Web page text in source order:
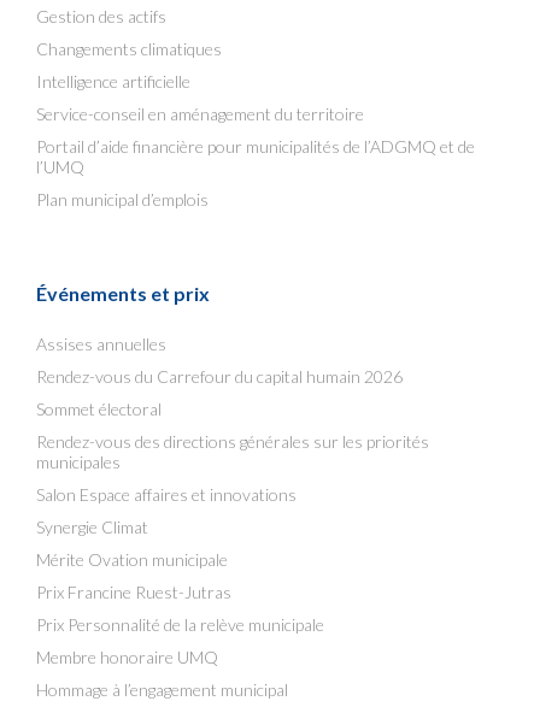
Gestion des actifs
Changements climatiques
Intelligence artificielle
Service-conseil en aménagement du territoire
Portail d’aide financière pour municipalités de l’ADGMQ et de
l’UMQ
Plan municipal d’emplois
Événements et prix
Assises annuelles
Rendez-vous du Carrefour du capital humain 2026
Sommet électoral
Rendez-vous des directions générales sur les priorités
municipales
Salon Espace affaires et innovations
Synergie Climat
Mérite Ovation municipale
Prix Francine Ruest-Jutras
Prix Personnalité de la relève municipale
Membre honoraire UMQ
Hommage à l’engagement municipal